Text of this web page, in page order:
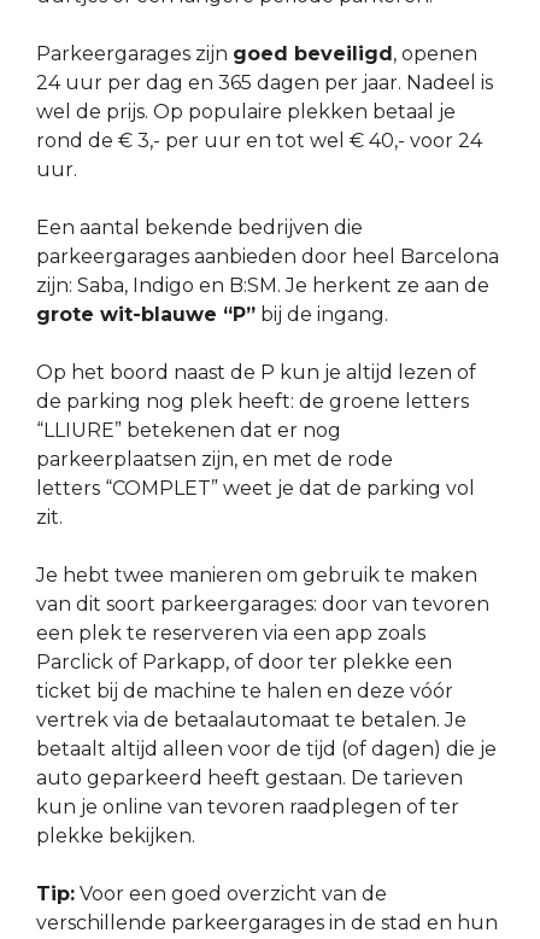
Parkeergarages zijn goed beveiligd , openen
24 uur per dag en 365 dagen per jaar. Nadeel is
wel de prijs. Op populaire plekken betaal je
rond de € 3,- per uur en tot wel € 40,- voor 24
uur.
Een aantal bekende bedrijven die
parkeergarages aanbieden door heel Barcelona
zijn: Saba, Indigo en B:SM. Je herkent ze aan de
grote wit-blauwe “P” bij de ingang.
Op het boord naast de P kun je altijd lezen of
de parking nog plek heeft: de groene letters
“LLIURE” betekenen dat er nog
parkeerplaatsen zijn, en met de rode
letters “COMPLET” weet je dat de parking vol
zit.
Je hebt twee manieren om gebruik te maken
van dit soort parkeergarages: door van tevoren
een plek te reserveren via een app zoals
Parclick of Parkapp, of door ter plekke een
ticket bij de machine te halen en deze vóór
vertrek via de betaalautomaat te betalen. Je
betaalt altijd alleen voor de tijd (of dagen) die je
auto geparkeerd heeft gestaan. De tarieven
kun je online van tevoren raadplegen of ter
plekke bekijken.
Tip: Voor een goed overzicht van de
verschillende parkeergarages in de stad en hun